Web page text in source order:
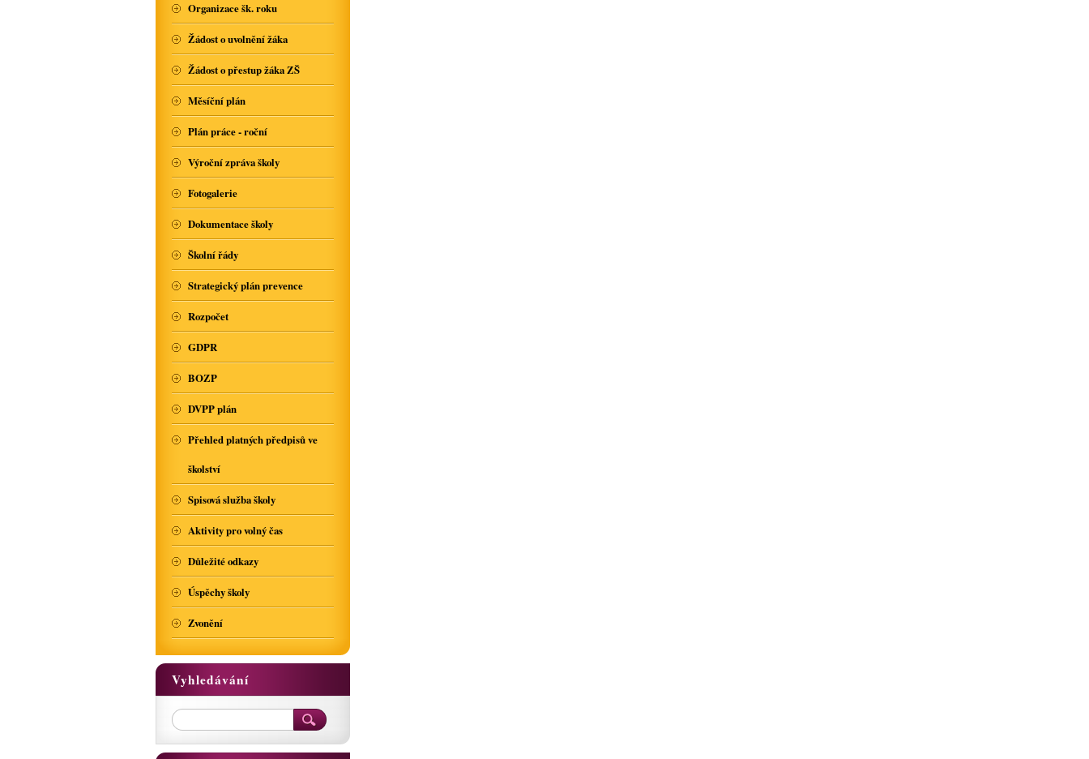
Organizace šk. roku
Žádost o uvolnění žáka
Žádost o přestup žáka ZŠ
Měsíční plán
Plán práce - roční
Výroční zpráva školy
Fotogalerie
Dokumentace školy
Školní řády
Strategický plán prevence
Rozpočet
GDPR
BOZP
DVPP plán
Přehled platných předpisů ve
školství
Spisová služba školy
Aktivity pro volný čas
Důležité odkazy
Úspěchy školy
Zvonění
Vyhledávání